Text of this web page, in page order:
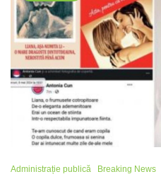
Administrație publică Breaking News